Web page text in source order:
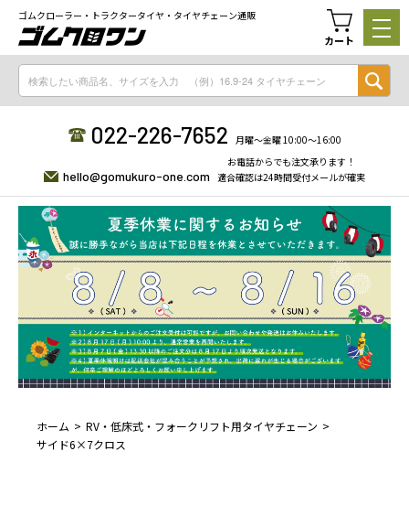
ゴムクローラー・トラクタータイヤ・タイヤチェーン通販
カート
022-226-7652 月曜〜金曜 10:00〜16:00
hello@gomukuro-one.com
お電話からでも注文承ります！
適合確認は24時間受付メールが確実
ホーム
RV・低床式・フォークリフト用タイヤチェーン
サイド6×7クロス